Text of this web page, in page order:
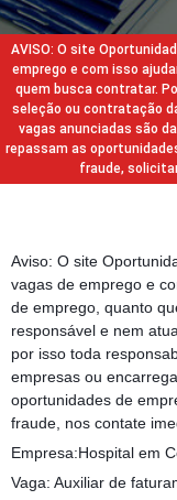
AVISO: O site
emprego e com isso
quem busca contratar.
seleção ou contratação
vagas anunciadas são
repassam as
fraude,
Aviso: O site
vagas de emprego e
de emprego, quanto
responsável e nem
por isso toda
empresas ou
oportunidades de
fraude, nos contate
Empresa:Hospital em
Vaga: Auxiliar de